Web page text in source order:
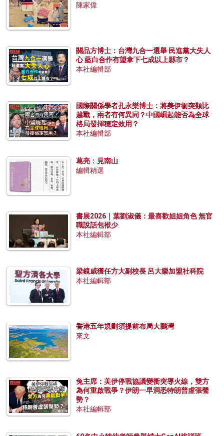
陳家偉
關品方博士：台灣九合一選舉 民進黨大失人
心 藍白合作有望拿下七成以上縣市？
本社編輯部
國際關係學者孔永樂博士：將美伊衝突類比
越戰，兩者有何異同？中國崛起能否為全球
格局發揮穩定效用？
本社編輯部
葛亮：見南山
編輯精選
書展2026｜葉劉淑儀：最喜歡姐姐角色 無官
職說話包袱少
本社編輯部
梁鏡威獲任方大副校長 呂大樂加盟社科院
本社編輯部
香港五年規劃須提前布局大鵬灣
來文
兔主席：美伊停戰協議變衝突導火線，雙方
為何重啟戰爭？伊朗一早洞悉特朗普虛張聲
勢？
本社編輯部